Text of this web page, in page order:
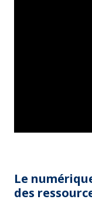
Le
des